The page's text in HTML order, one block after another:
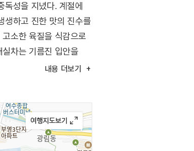
성을 지녔다. 계절에
생하고 진한 맛의 진수를
소한 육질을 식감으로
차는 기름진 입안을
내용 더보기